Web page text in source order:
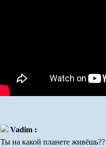
Vadim :
Ты на какой планете